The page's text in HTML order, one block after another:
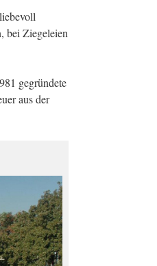
bei Ziegeleien
gegründete
aus der